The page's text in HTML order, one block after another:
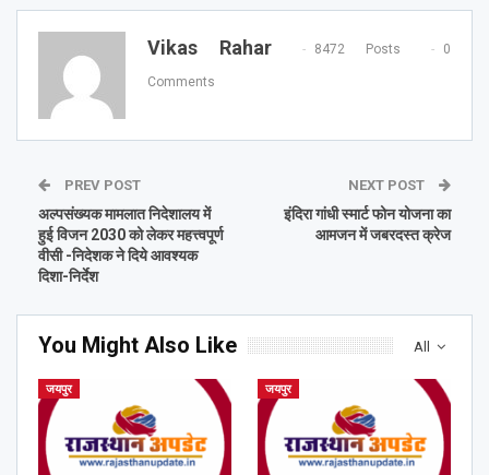
Vikas Rahar 8472 Posts 0
Comments
PREV POST
अल्पसंख्यक मामलात निदेशालय में
हुई विजन 2030 को लेकर महत्त्वपूर्ण
वीसी -निदेशक ने दिये आवश्यक
दिशा-निर्देश
NEXT POST
इंदिरा गांधी स्मार्ट फोन योजना का
आमजन में जबरदस्त क्रेज
All
You Might Also Like
जयपुर जयपुर